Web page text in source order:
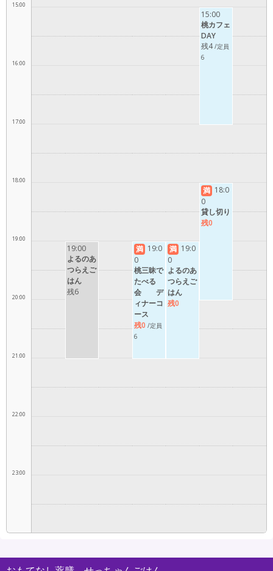
15:00
16:00
17:00
18:00
19:00
20:00
21:00
22:00
23:00
19:00
よるのあ
つらえご
はん
残6
満 19:0
0
桃三昧で
たべる
会 デ
ィナーコ
ース
残0 /定員
6
満 19:0
0
よるのあ
つらえご
はん
残0
15:00
桃カフェ
DAY
残4 /定員
6
満 18:0
0
貸し切り
残0